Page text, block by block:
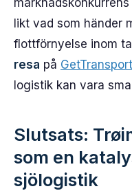
likt vad som händer
flottförnyelse inom
resa på
logistik kan vara
Slutsats:
som en
sjölogistik